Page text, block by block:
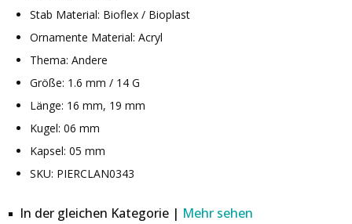
Stab Material: Bioflex / Bioplast
Ornamente Material: Acryl
Thema: Andere
Größe: 1.6 mm / 14 G
Länge: 16 mm, 19 mm
Kugel: 06 mm
Kapsel: 05 mm
SKU: PIERCLAN0343
In der gleichen Kategorie | Mehr sehen